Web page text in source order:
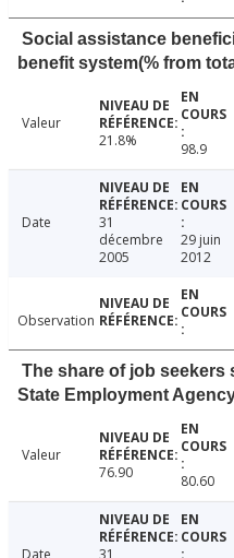
Social assistance
benefit system(% from
Valeur
21.8%
98.9
Date
31
décembre
2005
29 juin
2012
Observation
The share of job
State Employment
Valeur
76.90
80.60